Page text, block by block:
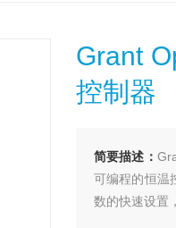
Grant
控制器
简要描述：
可编程的恒温
数的快速设置